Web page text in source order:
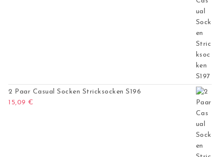
2 Paar Casual Socken Stricksocken S196
15,09 €